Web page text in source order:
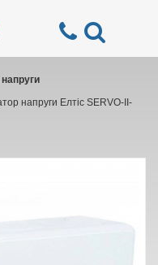
напруги
напруги Елтіс SERVO-II-